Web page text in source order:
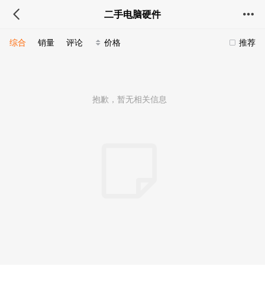
二手电脑硬件
推荐
综合 销量 评论 价格
抱歉，暂无相关信息